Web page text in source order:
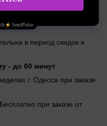
в период скидок и
- до 60 минут
г. Одесса при заказе
при заказе от